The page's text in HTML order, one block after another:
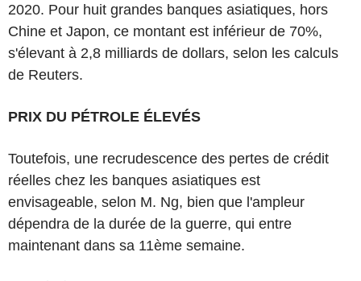
2020. Pour huit grandes banques asiatiques, hors
Chine et Japon, ce montant est inférieur de 70%,
s'élevant à 2,8 milliards de dollars, selon les calculs
de Reuters.
PRIX DU PÉTROLE ÉLEVÉS
Toutefois, une recrudescence des pertes de crédit
réelles chez les banques asiatiques est
envisageable, selon M. Ng, bien que l'ampleur
dépendra de la durée de la guerre, qui entre
maintenant dans sa 11ème semaine.